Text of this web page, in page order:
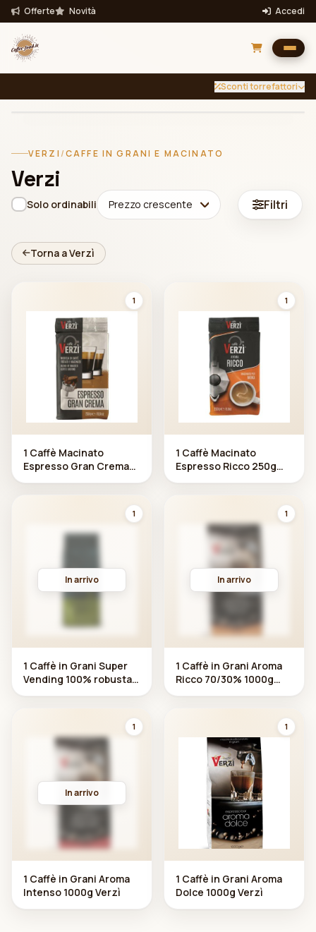
Offerte Novità Accedi
Sconti torrefattori
Bevande
VERZI /CAFFE IN GRANI E MACINATO
Verzi
Solo ordinabili Prezzo crescente Filtri
Torna a Verzì
1
1 Caffè Macinato
Espresso Gran Crema
1
1 Caffè Macinato
Espresso Ricco 250g
1
In arrivo
1 Caffè in Grani Super
Vending 100% robusta
1
In arrivo
1 Caffè in Grani Aroma
Ricco 70/30% 1000g
1
In arrivo
1 Caffè in Grani Aroma
Intenso 1000g Verzì
1
1 Caffè in Grani Aroma
Dolce 1000g Verzì